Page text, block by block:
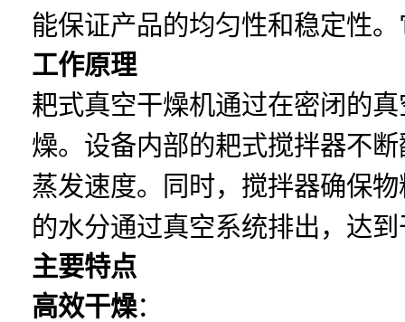
能保证产品的均匀性和稳定性
工作原理
耙式真空干燥机通过在密闭的
燥。设备内部的耙式搅拌器不
蒸发速度。同时，搅拌器确保
的水分通过真空系统排出，达
主要特点
高效干燥：